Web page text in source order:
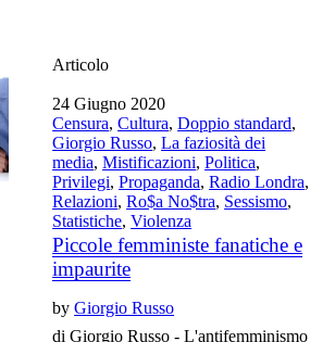
Articolo
24 Giugno 2020
Censura,Cultura,Doppio standard,
Giorgio Russo,La faziosità dei
media,Mistificazioni,Politica,
Privilegi,Propaganda,Radio Londra,
Relazioni,Ro$a No$tra, Sessismo,
Statistiche,Violenza
Piccole femministe fanatiche e
impaurite
byGiorgio Russo
di Giorgio Russo - L'antifemminismo